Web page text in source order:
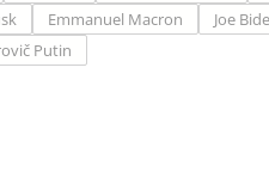
Emmanuel Macron Joe
Putin